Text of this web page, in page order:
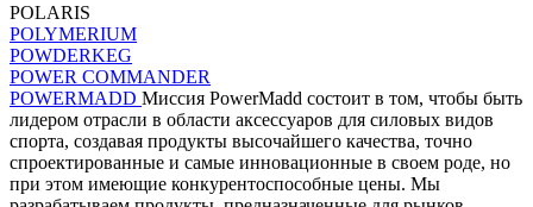
POLARIS
POLYMERIUM
POWDERKEG
POWER COMMANDER
POWERMADD Миссия PowerMadd состоит в том, чтобы быть
лидером отрасли в области аксессуаров для силовых видов
спорта, создавая продукты высочайшего качества, точно
спроектированные и самые инновационные в своем роде, но
при этом имеющие конкурентоспособные цены. Мы